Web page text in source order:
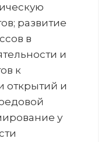
развитие
в
и
к
открытий и
у